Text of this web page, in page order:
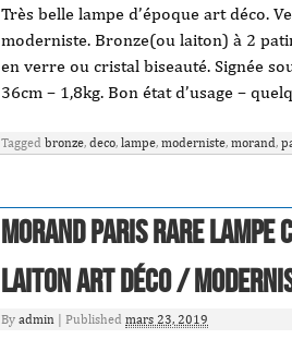
Très belle lampe d’époque art déco.
moderniste. Bronze(ou laiton) à 2
en verre ou cristal biseauté. Signée
36cm – 1,8kg. Bon état d’usage –
Tagged bronze, deco, lampe, moderniste, morand,
MORAND PARIS Rare
laiton Art Déco /
By admin Published mars 23, 2019